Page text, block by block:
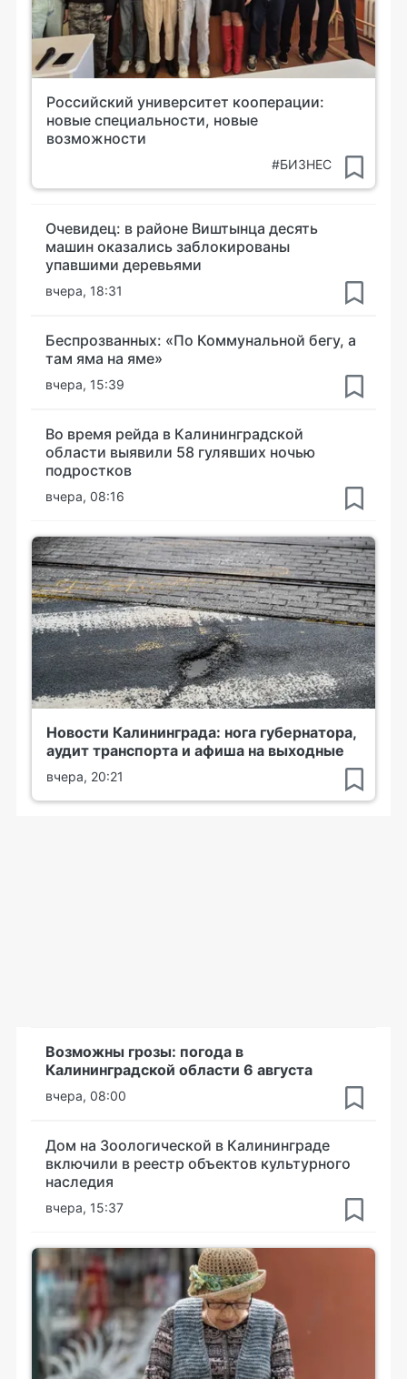
Российский университет кооперации:
новые специальности, новые
возможности
#БИЗНЕС
Очевидец: в районе Виштынца десять
машин оказались заблокированы
упавшими деревьями
вчера, 18:31
Беспрозванных: «По Коммунальной бегу, а
там яма на яме»
вчера, 15:39
Во время рейда в Калининградской
области выявили 58 гулявших ночью
подростков
вчера, 08:16
Новости Калининграда: нога губернатора,
аудит транспорта и афиша на выходные
вчера, 20:21
Возможны грозы: погода в
Калининградской области 6 августа
вчера, 08:00
Дом на Зоологической в Калининграде
включили в реестр объектов культурного
наследия
вчера, 15:37